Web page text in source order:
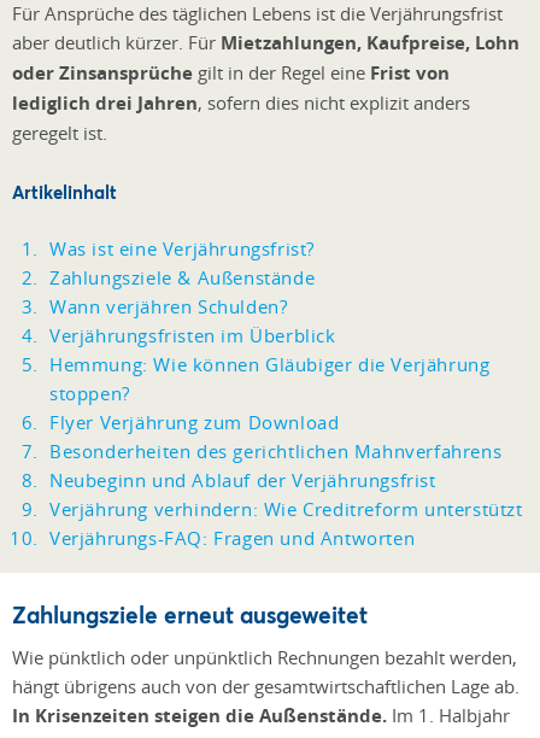
Für Ansprüche des täglichen Lebens ist die Verjährungsfrist
aber deutlich kürzer. Für Mietzahlungen, Kaufpreise, Lohn
oder Zinsansprüche gilt in der Regel eine Frist von
lediglich drei Jahren, sofern dies nicht explizit anders
geregelt ist.
Artikelinhalt
Was ist eine Verjährungsfrist?
Zahlungsziele & Außenstände
Wann verjähren Schulden?
Verjährungsfristen im Überblick
Hemmung: Wie können Gläubiger die Verjährung
stoppen?
Flyer Verjährung zum Download
Besonderheiten des gerichtlichen Mahnverfahrens
Neubeginn und Ablauf der Verjährungsfrist
Verjährung verhindern: Wie Creditreform unterstützt
Verjährungs-FAQ: Fragen und Antworten
Zahlungsziele erneut ausgeweitet
Wie pünktlich oder unpünktlich Rechnungen bezahlt werden,
hängt übrigens auch von der gesamtwirtschaftlichen Lage ab.
In Krisenzeiten steigen die Außenstände. Im 1. Halbjahr